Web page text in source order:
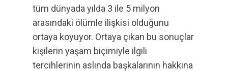
tüm dünyada yılda 3 ile 5 milyon
arasındaki ölümle ilişkisi olduğunu
ortaya koyuyor. Ortaya çıkan bu sonuçlar
kişilerin yaşam biçimiyle ilgili
tercihlerinin aslında başkalarının hakkına